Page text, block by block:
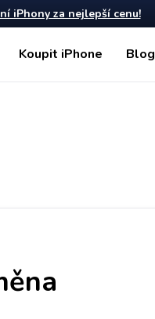
iPhony za nejlepší cenu!
Koupit iPhone Blog